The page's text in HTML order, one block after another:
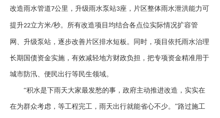
改造雨水管道7公里，升级雨水泵站3座，片区整体雨水泄洪能力可
提升22立方米/秒。所有改造项目均结合各点位实际情况扩容管
网、升级泵站，逐步改善片区排水短板。同时，项目依托雨水治理
长期国债资金实施，有效减轻地方财政负担，把专项资金精准用于
城市防汛、便民出行等民生领域。
“积水是下雨天大家最发愁的事，政府主动推进改造，实实在
在为群众考虑，等工程完工，雨天出行就能省心不少。”路过施工